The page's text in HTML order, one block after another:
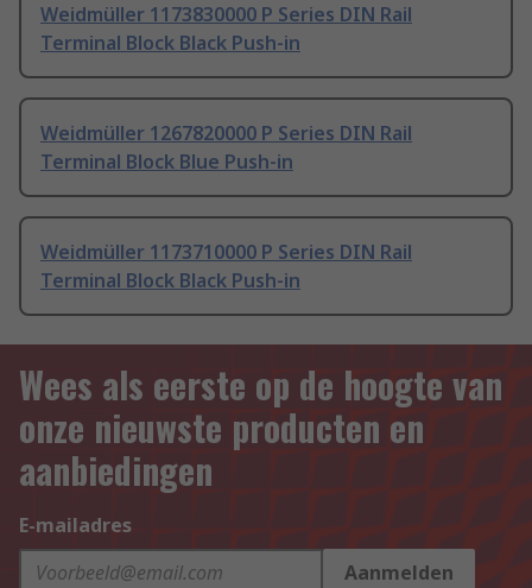
Weidmüller 1173830000 P Series DIN Rail
Terminal Block Black Push-in
Weidmüller 1267820000 P Series DIN Rail
Terminal Block Blue Push-in
Weidmüller 1173710000 P Series DIN Rail
Terminal Block Black Push-in
Wees als eerste op de hoogte van
onze nieuwste producten en
aanbiedingen
E-mailadres
Aanmelden